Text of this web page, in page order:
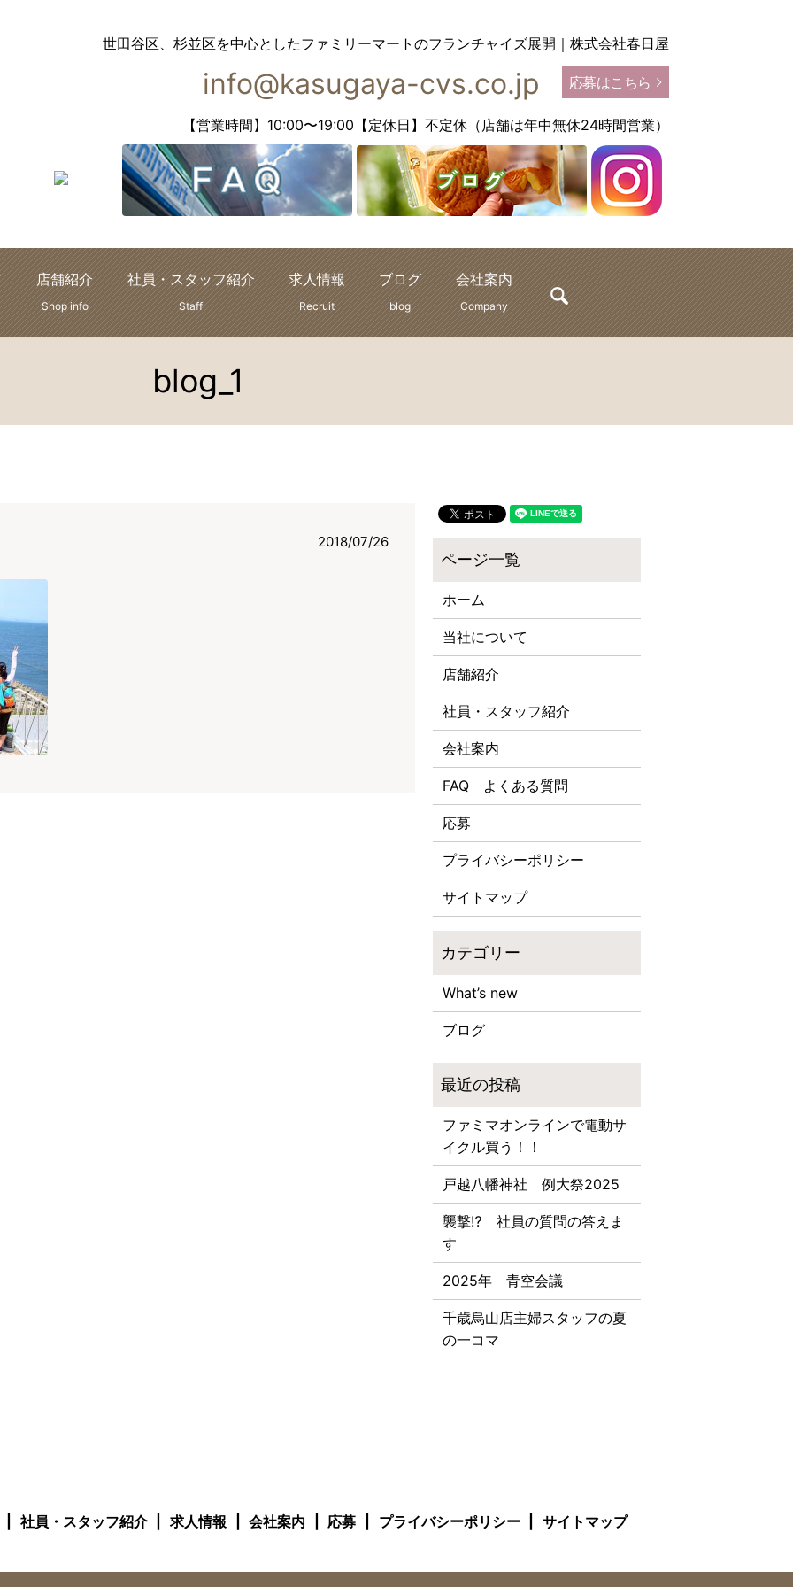
世田谷区、杉並区を中心としたファミリーマートのフランチャイズ展開｜株式会社春日屋
info@kasugaya-cvs.co.jp 応募はこちら
【営業時間】10:00〜19:00【定休日】不定休（店舗は年中無休24時間営業）
店舗紹介
Shop info
社員・スタッフ紹介
Staff
求人情報
Recruit
ブログ
blog
会社案内
Company search
blog_1
2018/07/26
ホーム
当社について
店舗紹介
社員・スタッフ紹介
会社案内
FAQ よくある質問
応募
プライバシーポリシー
サイトマップ
What’s new
ブログ
ファミマオンラインで電動サ
イクル買う！！
戸越八幡神社 例大祭2025
襲撃⁉ 社員の質問の答えま
す
2025年 青空会議
千歳烏山店主婦スタッフの夏
の一コマ
社員・スタッフ紹介 求人情報 会社案内 応募 プライバシーポリシー サイトマップ